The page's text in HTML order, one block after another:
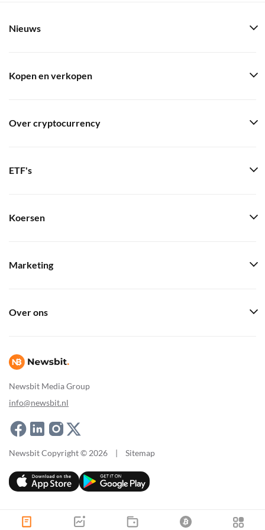
Newsbit Media Group
info@newsbit.nl
Nieuws
Kopen en verkopen
Over cryptocurrency
ETF's
Koersen
Marketing
Over ons
Newsbit Copyright © 2026 Sitemap